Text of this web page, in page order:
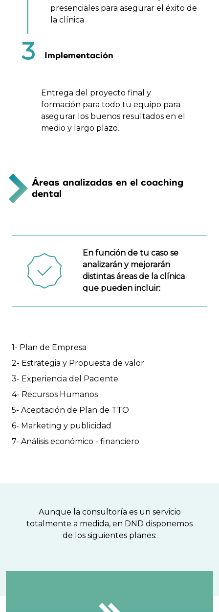
presenciales para asegurar el éxito de
la clínica
3 Implementación
Entrega del proyecto final y
formación para todo tu equipo para
asegurar los buenos resultados en el
medio y largo plazo.
Áreas analizadas en el coaching
dental
En función de tu caso se
analizarán y mejorarán
distintas áreas de la clínica
que pueden incluir:
1- Plan de Empresa
2- Estrategia y Propuesta de valor
3- Experiencia del Paciente
4- Recursos Humanos
5- Aceptación de Plan de TTO
6- Marketing y publicidad
7- Análisis económico - financiero
Aunque la consultoría es un servicio
totalmente a medida, en DND disponemos
de los siguientes planes: